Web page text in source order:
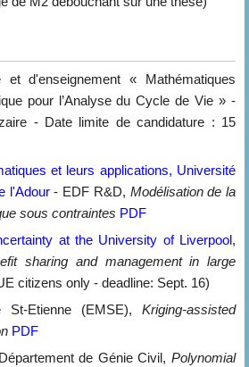
d'enseignement « Mathématiques
pour l’Analyse du Cycle de Vie » -
- Date limite de candidature : 15
et leurs applications, Université
l'Adour- EDF R&D, Modélisation de la
sous contraintes PDF
at the University of Liverpool ,
sharing and management in large
citizens only - deadline: Sept. 16)
Etienne (EMSE), Kriging-assisted
PDF
de Génie Civil, Polynomial